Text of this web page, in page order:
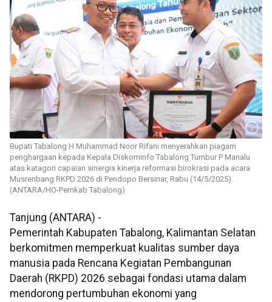
Bupati Tabalong H Muhammad Noor Rifani menyerahkan piagam
penghargaan kepada Kepala Diskominfo Tabalong Tumbur P Manalu
atas katagori capaian sinergis kinerja reformasi birokrasi pada acara
Musrenbang RKPD 2026 di Pendopo Bersinar, Rabu (14/5/2025).
(ANTARA/HO-Pemkab Tabalong)
Tanjung (ANTARA) -
Pemerintah Kabupaten Tabalong, Kalimantan Selatan
berkomitmen memperkuat kualitas sumber daya
manusia pada Rencana Kegiatan Pembangunan
Daerah (RKPD) 2026 sebagai fondasi utama dalam
mendorong pertumbuhan ekonomi yang